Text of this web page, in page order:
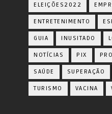
ELEIÇÕES2022
ENTRETENIMENTO
GUIA INUSITADO
NOTÍCIAS PIX
SAÚDE SUPERAÇÃO
TURISMO VACINA